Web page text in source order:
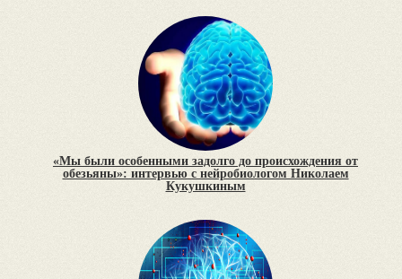
«Мы были особенными задолго до происхождения от
обезьяны»: интервью с нейробиологом Николаем
Кукушкиным